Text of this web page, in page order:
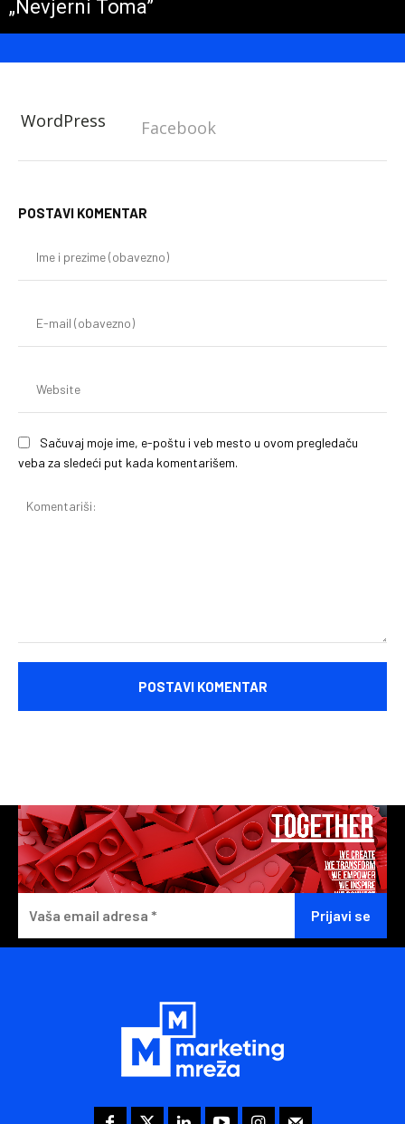
„Nevjerni Toma”
WordPress Facebook
POSTAVI KOMENTAR
Sačuvaj moje ime, e-poštu i veb mesto u ovom pregledaču
veba za sledeći put kada komentarišem.